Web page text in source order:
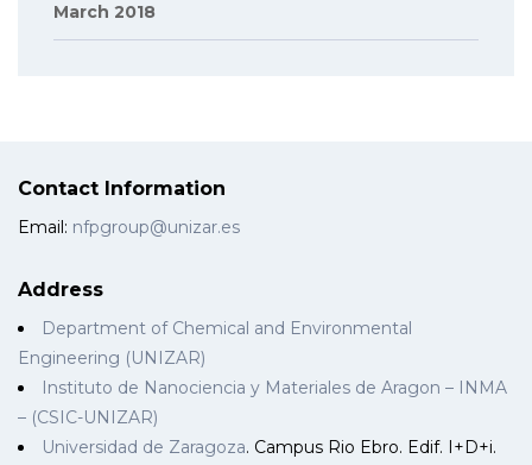
March 2018
Contact Information
Email: nfpgroup@unizar.es
Address
Department of Chemical and Environmental
Engineering (UNIZAR)
Instituto de Nanociencia y Materiales de Aragon – INMA
– (CSIC-UNIZAR)
Universidad de Zaragoza. Campus Rio Ebro. Edif. I+D+i.